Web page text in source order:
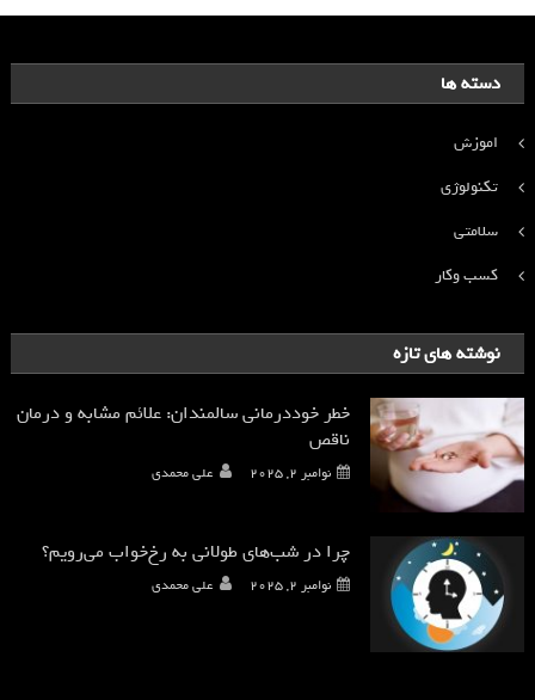
دسته ها
اموزش
تکنولوژی
سلامتی
کسب وکار
نوشته های تازه
خطر خوددرمانی سالمندان: علائم مشابه و درمان
ناقص
نوامبر 2, 2025 علی محمدی
چرا در شب‌های طولانی به رخ‌خواب می‌رویم؟
نوامبر 2, 2025 علی محمدی